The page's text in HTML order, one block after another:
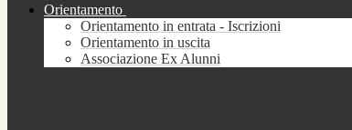
Orientamento
Orientamento in entrata - Iscrizioni
Orientamento in uscita
Associazione Ex Alunni